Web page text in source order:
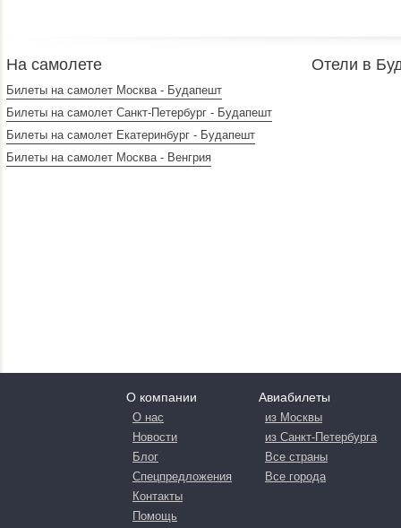
На самолете
Билеты на самолет Москва - Будапешт
Билеты на самолет Санкт-Петербург - Будапешт
Билеты на самолет Екатеринбург - Будапешт
Билеты на самолет Москва - Венгрия
Отели в
О компании
О нас
Новости
Блог
Спецпредложения
Контакты
Помощь
Авиабилеты
из Москвы
из Санкт-Петербурга
Все страны
Все города